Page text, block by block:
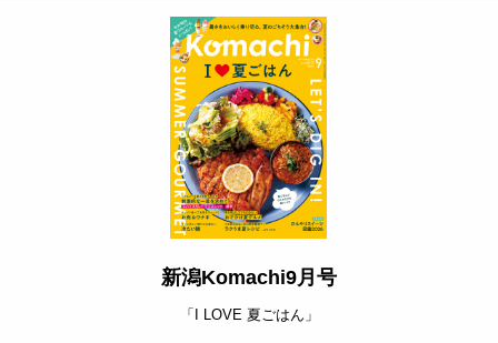
新潟Komachi9月号
「I LOVE 夏ごはん」